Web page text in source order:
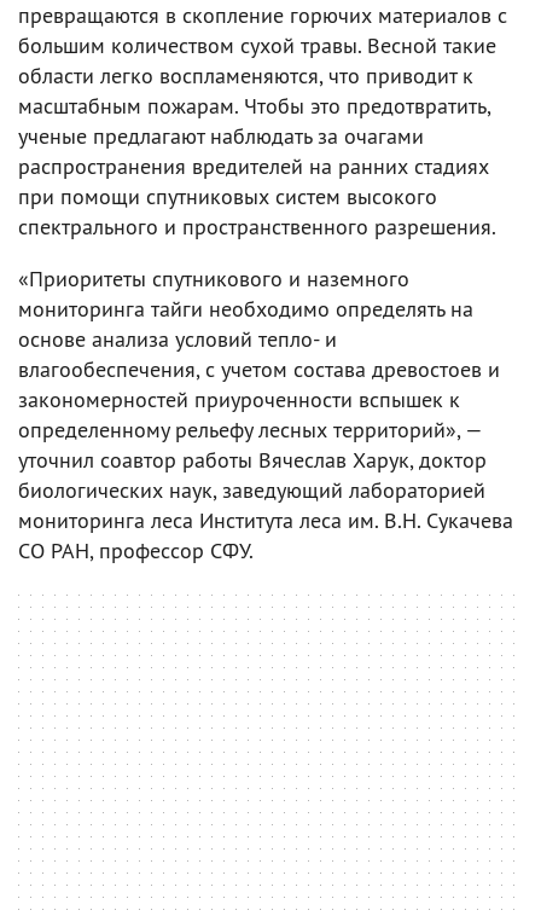
превращаются в скопление горючих материалов с
большим количеством сухой травы. Весной такие
области легко воспламеняются, что приводит к
масштабным пожарам. Чтобы это предотвратить,
ученые предлагают наблюдать за очагами
распространения вредителей на ранних стадиях
при помощи спутниковых систем высокого
спектрального и пространственного разрешения.
«Приоритеты спутникового и наземного
мониторинга тайги необходимо определять на
основе анализа условий тепло- и
влагообеспечения, с учетом состава древостоев и
закономерностей приуроченности вспышек к
определенному рельефу лесных территорий», —
уточнил соавтор работы Вячеслав Харук, доктор
биологических наук, заведующий лабораторией
мониторинга леса Института леса им. В.Н. Сукачева
СО РАН, профессор СФУ.